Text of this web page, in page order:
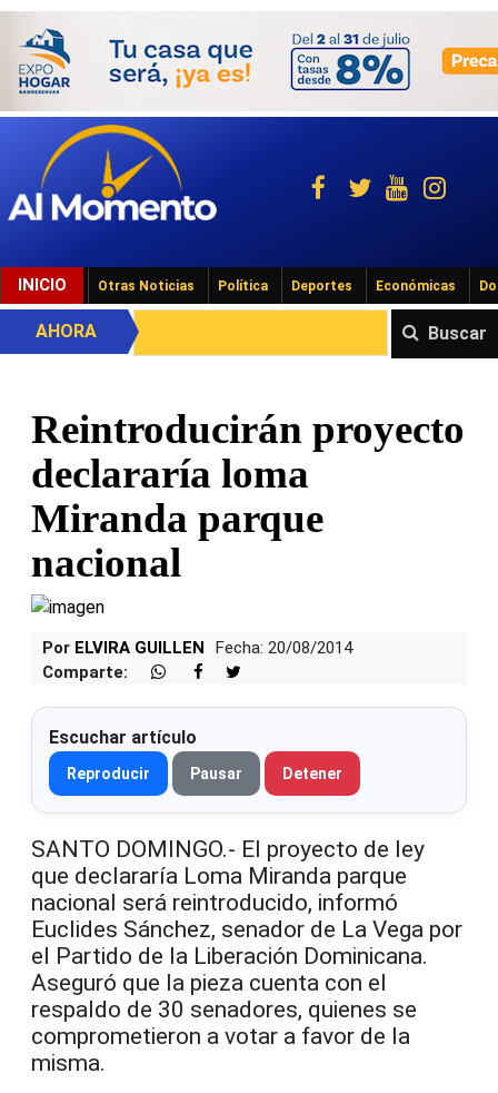
INICIO Otras Noticias Política Deportes Económicas
Buscar
AHORA
Reintroducirán proyecto
declararía loma
Miranda parque
nacional
Por ELVIRA GUILLEN
Fecha: 20/08/2014
Comparte:
Escuchar artículo
Reproducir Pausar Detener
SANTO DOMINGO.- El proyecto de ley
que declararía Loma Miranda parque
nacional será reintroducido, informó
Euclides Sánchez, senador de La Vega por
el Partido de la Liberación Dominicana.
Aseguró que la pieza cuenta con el
respaldo de 30 senadores, quienes se
comprometieron a votar a favor de la
misma.